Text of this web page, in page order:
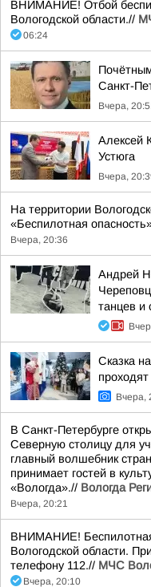
ВНИМАНИЕ! Отбой
Вологодской области.//
06:24
Санкт-
Вчера,
Алексей
Устюга
Вчера,
На территории
«Беспилотная
Вчера, 20:36
Андрей
танцев и
Сказка
Вчера,
В Санкт-Петербурге
Северную столицу для
главный волшебник
принимает гостей в
«Вологда».// Вологда
Вчера, 20:21
ВНИМАНИЕ! Беспилотная
Вологодской области.
телефону 112.// МЧС
Вчера, 20:10